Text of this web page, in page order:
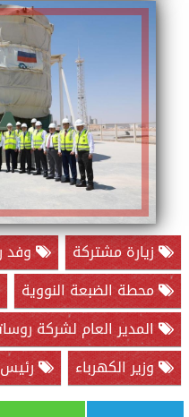
زيارة مشتركة
وفد
محطة الضبعة النووية
المدير العام لشركة
وزير الكهرباء
رئيس